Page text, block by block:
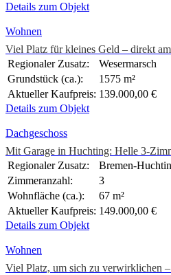
Details zum Objekt
Wohnen
Viel Platz für kleines Geld – direkt
Regionaler Zusatz:
Wesermarsch
Grundstück (ca.):
1575 m²
Aktueller Kaufpreis: 139.000,00 €
Details zum Objekt
Dachgeschoss
Mit Garage in Huchting: Helle 3-
Regionaler Zusatz:
Bremen-
Zimmeranzahl:
3
Wohnfläche (ca.):
67 m²
Aktueller Kaufpreis: 149.000,00 €
Details zum Objekt
Wohnen
Viel Platz, um sich zu verwirklichen –